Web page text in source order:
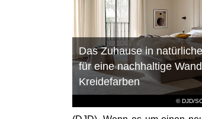
© DJD/
Das Zuhause in
für eine nachhaltige
Kreidefarben